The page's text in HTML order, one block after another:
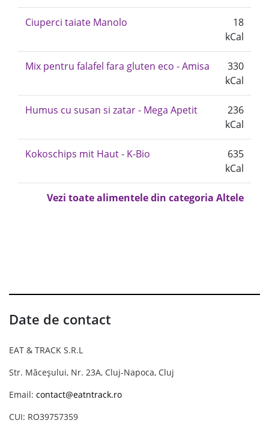
Ciuperci taiate Manolo
18
kCal
Mix pentru falafel fara gluten eco - Amisa
330
kCal
Humus cu susan si zatar - Mega Apetit
236
kCal
Kokoschips mit Haut - K-Bio
635
kCal
Vezi toate alimentele din categoria Altele
Date de contact
EAT & TRACK S.R.L
Str. Măceșului, Nr. 23A, Cluj-Napoca, Cluj
Email: contact@eatntrack.ro
CUI: RO39757359